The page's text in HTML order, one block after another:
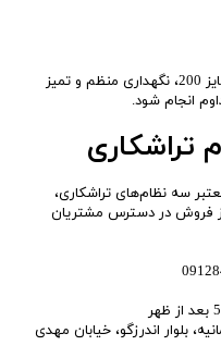
برای افزایش عمر مفید سه نظام تراشکاری سایز 200، نگهداری منظم و تمیز
انجام شود.
تراشکاری
سه نظام‌های تراشکاری،
از فروش در دسترس مشتریان
بلوار اندرزگو، خیابان مهدی